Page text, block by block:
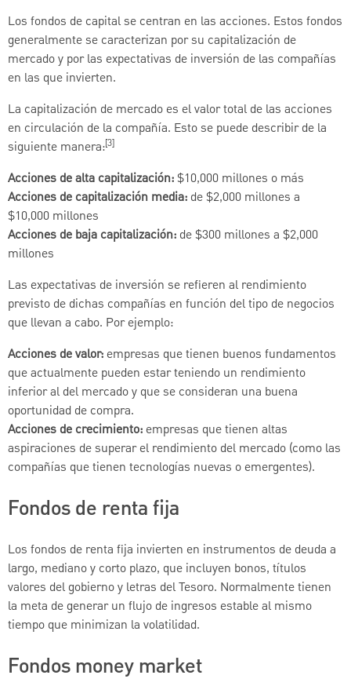
Los fondos de capital se centran en las acciones. Estos fondos
generalmente se caracterizan por su capitalización de
mercado y por las expectativas de inversión de las compañías
en las que invierten.
La capitalización de mercado es el valor total de las acciones
en circulación de la compañía. Esto se puede describir de la
siguiente manera:[3]
Acciones de alta capitalización:$10,000 millones o más
Acciones de capitalización media: de $2,000 millones a
$10,000 millones
Acciones de baja capitalización: de $300 millones a $2,000
millones
Las expectativas de inversión se refieren al rendimiento
previsto de dichas compañías en función del tipo de negocios
que llevan a cabo. Por ejemplo:
Acciones de valor:empresas que tienen buenos fundamentos
que actualmente pueden estar teniendo un rendimiento
inferior al del mercado y que se consideran una buena
oportunidad de compra.
Acciones de crecimiento:empresas que tienen altas
aspiraciones de superar el rendimiento del mercado (como las
compañías que tienen tecnologías nuevas o emergentes).
Fondos de renta fija
Los fondos de renta fija invierten en instrumentos de deuda a
largo, mediano y corto plazo, que incluyen bonos, títulos
valores del gobierno y letras del Tesoro. Normalmente tienen
la meta de generar un flujo de ingresos estable al mismo
tiempo que minimizan la volatilidad.
Fondos money market